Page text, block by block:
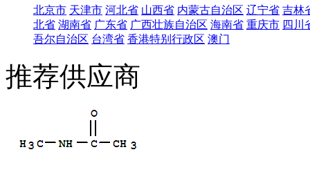
北京市 天津市 河北省 山西省 内蒙古自治区 辽宁省 吉林
北省 湖南省 广东省 广西壮族自治区 海南省 重庆市 四川
吾尔自治区 台湾省 香港特别行政区 澳门
推荐供应商